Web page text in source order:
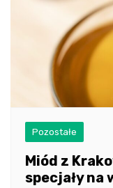
Pozostałe
Miód z
specjały na